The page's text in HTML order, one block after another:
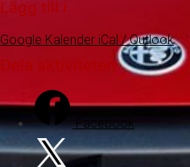
Lägg till i
Google Kalender iCal / Outlook
Dela aktiviteten
Facebook